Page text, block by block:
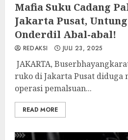
Mafia Suku Cadang
Jakarta Pusat,
Onderdil Abal-abal!
REDAKSI JULI 23, 2025
‎JAKARTA,
ruko di Jakarta Pusat diduga
operasi pemalsuan...
READ MORE